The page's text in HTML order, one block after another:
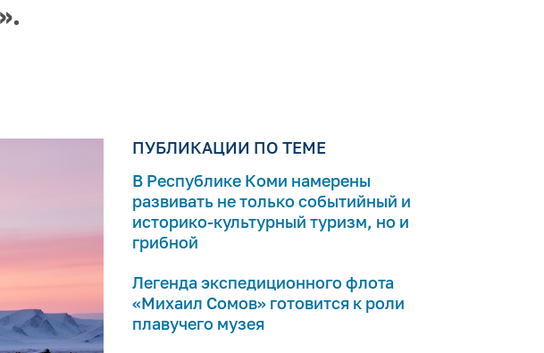
ПУБЛИКАЦИИ ПО ТЕМЕ
В Республике Коми намерены
развивать не только событийный и
историко-культурный туризм, но и
грибной
Легенда экспедиционного флота
«Михаил Сомов» готовится к роли
плавучего музея